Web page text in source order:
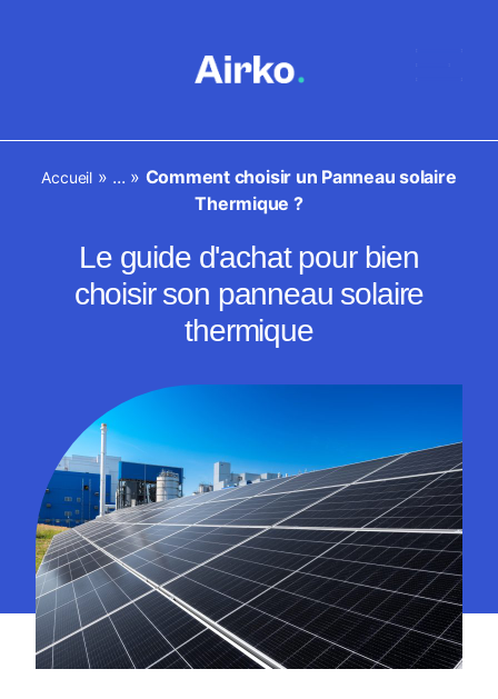
Accueil» ... » Comment choisir un Panneau solaire
Thermique ?
Le guide d'achat pour bien
choisir son panneau solaire
thermique